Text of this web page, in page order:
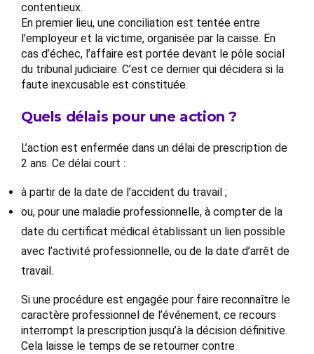
contentieux.
En premier lieu, une conciliation est tentée entre
l’employeur et la victime, organisée par la caisse. En
cas d’échec, l’affaire est portée devant le pôle social
du tribunal judiciaire. C’est ce dernier qui décidera si la
faute inexcusable est constituée.
Quels délais pour une action ?
L’action est enfermée dans un délai de prescription de
2 ans. Ce délai court :
à partir de la date de l’accident du travail ;
ou, pour une maladie professionnelle, à compter de la
date du certificat médical établissant un lien possible
avec l’activité professionnelle, ou de la date d’arrêt de
travail.
Si une procédure est engagée pour faire reconnaître le
caractère professionnel de l’événement, ce recours
interrompt la prescription jusqu’à la décision définitive.
Cela laisse le temps de se retourner contre